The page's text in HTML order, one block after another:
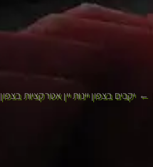
יקבים בצפון יינות יין אטרקציות בצפון